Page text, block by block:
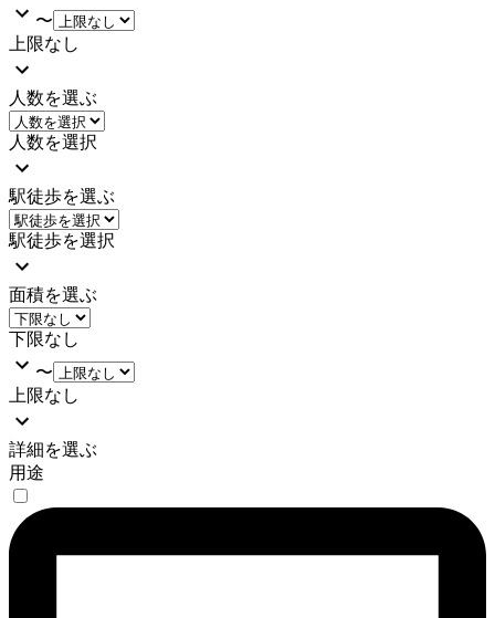
〜
上限なし
人数を選ぶ
人数を選択
駅徒歩を選ぶ
駅徒歩を選択
面積を選ぶ
下限なし
〜
上限なし
詳細を選ぶ
用途